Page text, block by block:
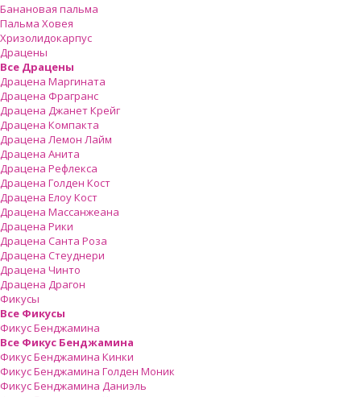
Банановая пальма
Пальма Ховея
Хризолидокарпус
Драцены
Все Драцены
Драцена Маргината
Драцена Фрагранс
Драцена Джанет Крейг
Драцена Компакта
Драцена Лемон Лайм
Драцена Анита
Драцена Рефлекса
Драцена Голден Кост
Драцена Елоу Кост
Драцена Массанжеана
Драцена Рики
Драцена Санта Роза
Драцена Стеуднери
Драцена Чинто
Драцена Драгон
Фикусы
Все Фикусы
Фикус Бенджамина
Все Фикус Бенджамина
Фикус Бенджамина Кинки
Фикус Бенджамина Голден Моник
Фикус Бенджамина Даниэль